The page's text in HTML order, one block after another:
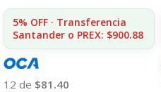
5% OFF · Transferencia
Santander o PREX: $900.88
12 de $81.40